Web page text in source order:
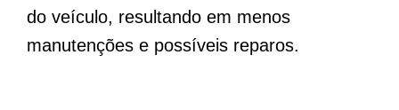
do veículo, resultando em menos
manutenções e possíveis reparos.